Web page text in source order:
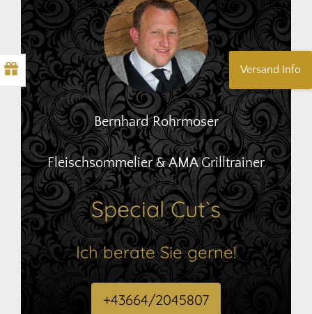
Bernhard Rohrmoser
Fleischsommelier & AMA Grilltrainer
Special Cut`s
Ich berate Sie gerne!
+43664/2045807
Versand Info